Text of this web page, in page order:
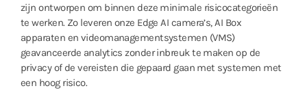
zijn ontworpen om binnen deze minimale risicocategorieën
te werken. Zo leveren onze Edge AI camera’s, AI Box
apparaten en videomanagementsystemen (VMS)
geavanceerde analytics zonder inbreuk te maken op de
privacy of de vereisten die gepaard gaan met systemen met
een hoog risico.